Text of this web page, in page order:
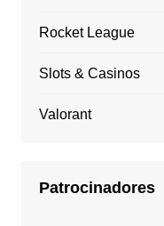
Rocket League
Slots & Casinos
Valorant
Patrocinadores